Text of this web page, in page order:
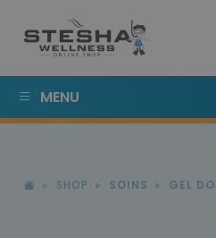
MENU
SHOP SOINS GEL